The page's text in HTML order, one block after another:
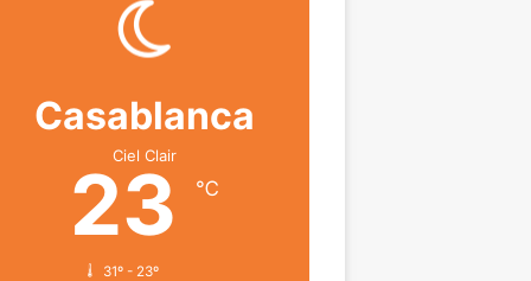
Casablanca
Ciel Clair
23 ℃
31º - 23º